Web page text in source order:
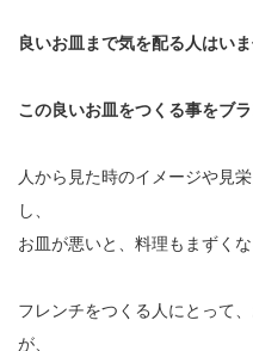
良いお皿まで気を配る人はいま
この良いお皿をつくる事をブ
人から見た時のイメージや見
し、
お皿が悪いと、料理もまずくな
フレンチをつくる人にとって
が、